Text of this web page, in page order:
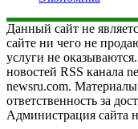
Данный сайт не
сайте ни чего не
услуги не
новостей RSS канала
newsru.com.
ответственность за
Администрация сайта